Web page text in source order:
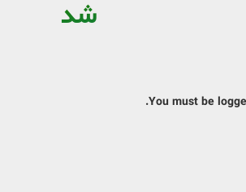
شد
You must be